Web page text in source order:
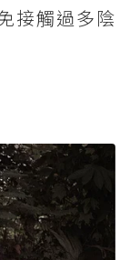
接觸過多陰